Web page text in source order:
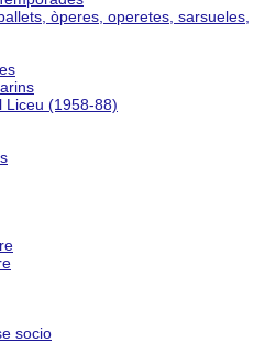
òperes, operetes, sarsueles,
Liceu (1958-88)
socio